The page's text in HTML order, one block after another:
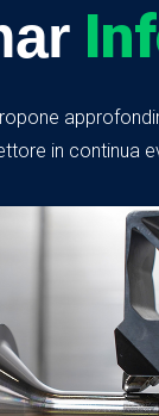
in continua